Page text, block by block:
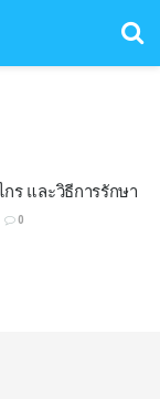
ร และวิธีการรักษา
0